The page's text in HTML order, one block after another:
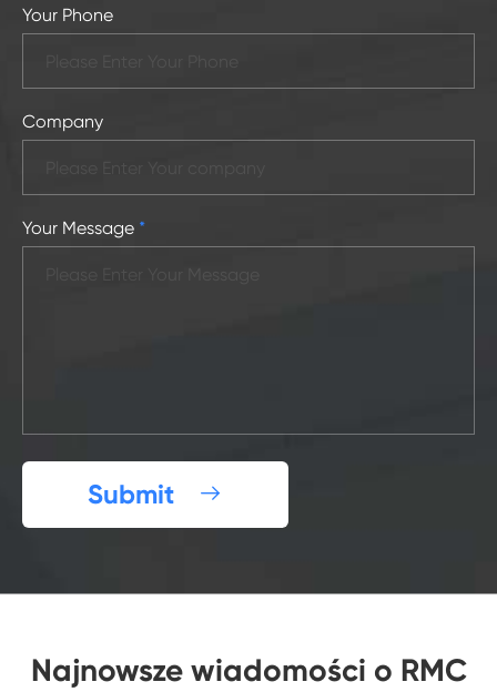
Your Phone
Company
Your Message *
Submit 
Najnowsze wiadomości o RMC